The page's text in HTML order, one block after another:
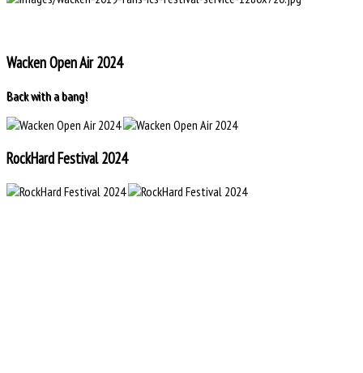
Wacken Open Air 2024
Back with a bang!
RockHard Festival 2024